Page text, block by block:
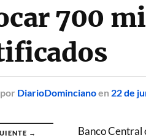
700
por DiarioDomincianoen 22 de
→
Banco Central